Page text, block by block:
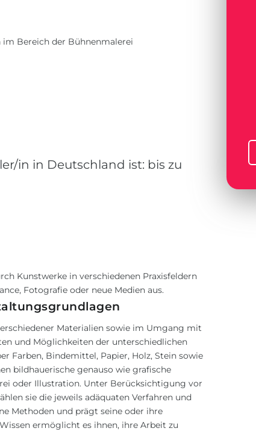
im Bereich der Bühnenmalerei
in in Deutschland ist: bis zu
Kunstwerke in verschiedenen Praxisfeldern
Fotografie oder neue Medien aus.
Materialien sowie im Umgang mit
und Möglichkeiten der unterschiedlichen
Farben, Bindemittel, Papier, Holz, Stein sowie
bildhauerische genauso wie grafische
oder Illustration. Unter Berücksichtigung vor
sie die jeweils adäquaten Verfahren und
Methoden und prägt seine oder ihre
ermöglicht es ihnen, ihre Arbeit zu